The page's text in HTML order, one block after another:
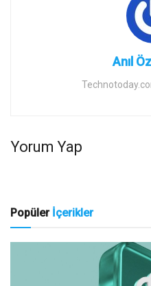
Anıl
Yorum Yap
Popüler İçerikler